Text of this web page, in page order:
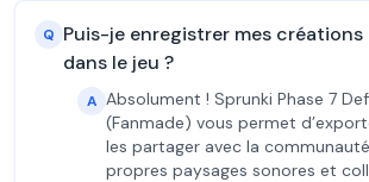
Q Puis-je enregistrer mes créations
dans le jeu ?
A Absolument ! Sprunki Phase 7
(Fanmade) vous permet
les partager avec la
propres paysages sonores et